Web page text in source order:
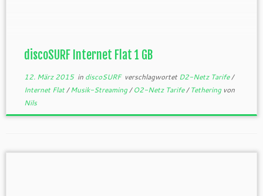
discoSURF Internet Flat 1 GB
12. März 2015in discoSURF verschlagwortetD2-Netz Tarife/
Internet Flat/Musik-Streaming/O2-Netz Tarife/Tethering von
Nils